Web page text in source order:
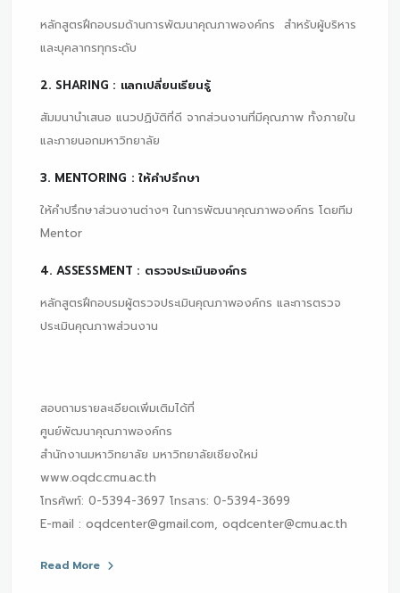
หลักสูตรฝึกอบรมด้านการพัฒนาคุณภาพองค์กร สำหรับผู้บริหาร
และบุคลากรทุกระดับ
2. SHARING : แลกเปลี่ยนเรียนรู้
สัมมนานำเสนอ แนวปฏิบัติที่ดี จากส่วนงานที่มีคุณภาพ ทั้งภายใน
และภายนอกมหาวิทยาลัย
3. MENTORING : ให้คำปรึกษา
ให้คำปรึกษาส่วนงานต่างๆ ในการพัฒนาคุณภาพองค์กร โดยทีม
Mentor
4. ASSESSMENT : ตรวจประเมินองค์กร
หลักสูตรฝึกอบรมผู้ตรวจประเมินคุณภาพองค์กร และการตรวจ
ประเมินคุณภาพส่วนงาน
สอบถามรายละเอียดเพิ่มเติมได้ที่
ศูนย์พัฒนาคุณภาพองค์กร
สำนักงานมหาวิทยาลัย มหาวิทยาลัยเชียงใหม่
www.oqdc.cmu.ac.th
โทรศัพท์: 0-5394-3697 โทรสาร: 0-5394-3699
E-mail : oqdcenter@gmail.com, oqdcenter@cmu.ac.th
Read More